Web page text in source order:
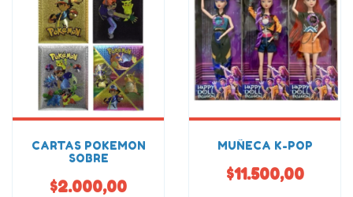
CARTAS POKEMON
SOBRE
$2.000,00
MUÑECA K-POP
$11.500,00